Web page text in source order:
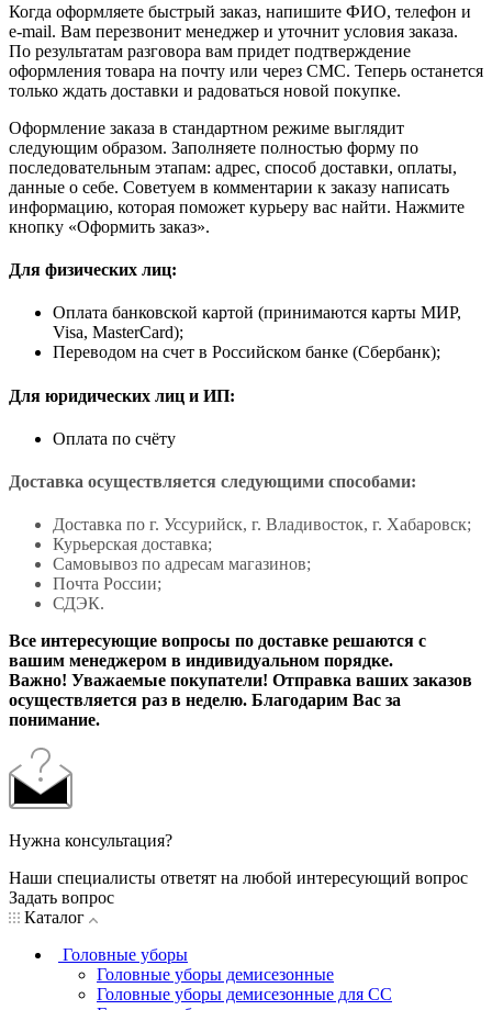
Когда оформляете быстрый заказ, напишите ФИО, телефон и
e-mail. Вам перезвонит менеджер и уточнит условия заказа.
По результатам разговора вам придет подтверждение
оформления товара на почту или через СМС. Теперь останется
только ждать доставки и радоваться новой покупке.
Оформление заказа в стандартном режиме выглядит
следующим образом. Заполняете полностью форму по
последовательным этапам: адрес, способ доставки, оплаты,
данные о себе. Советуем в комментарии к заказу написать
информацию, которая поможет курьеру вас найти. Нажмите
кнопку «Оформить заказ».
Для физических лиц:
Оплата банковской картой (принимаются карты МИР,
Visa, MasterCard);
Переводом на счет в Российском банке (Сбербанк);
Для юридических лиц и ИП:
Оплата по счёту
Доставка осуществляется следующими способами:
Доставка по г. Уссурийск, г. Владивосток, г. Хабаровск;
Курьерская доставка;
Самовывоз по адресам магазинов;
Почта России;
СДЭК.
Все интересующие вопросы по доставке решаются с
вашим менеджером в индивидуальном порядке.
Важно! Уважаемые покупатели! Отправка ваших заказов
осуществляется раз в неделю. Благодарим Вас за
понимание.
Нужна консультация?
Наши специалисты ответят на любой интересующий вопрос
Задать вопрос
Каталог
Головные уборы
Головные уборы демисезонные
Головные уборы демисезонные для СС